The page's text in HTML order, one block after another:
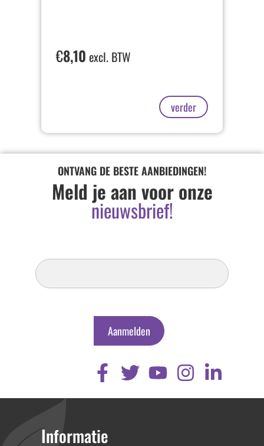
€8,10 excl. BTW
verder
ONTVANG DE BESTE AANBIEDINGEN!
Meld je aan voor onze
nieuwsbrief!
Inschrijven
Nieuwsbrief
Aanmelden
Informatie